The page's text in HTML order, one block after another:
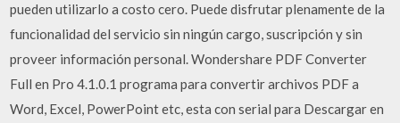
pueden utilizarlo a costo cero. Puede disfrutar plenamente de la
funcionalidad del servicio sin ningún cargo, suscripción y sin
proveer información personal. Wondershare PDF Converter
Full en Pro 4.1.0.1 programa para convertir archivos PDF a
Word, Excel, PowerPoint etc, esta con serial para Descargar en